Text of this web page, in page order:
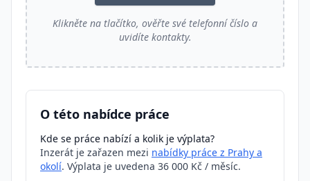
Klikněte na tlačítko, ověřte své telefonní číslo a
uvidíte kontakty.
O této nabídce práce
Kde se práce nabízí a kolik je výplata?
Inzerát je zařazen mezi nabídky práce z Prahy a
okolí. Výplata je uvedena 36 000 Kč / měsíc.